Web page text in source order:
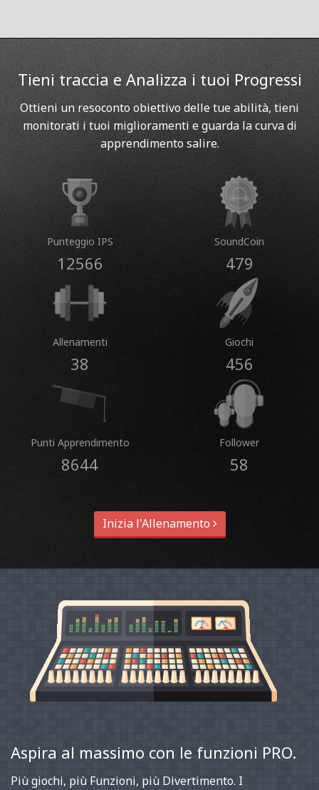
Tieni traccia e Analizza i tuoi Progressi
Ottieni un resoconto obiettivo delle tue abilità, tieni
monitorati i tuoi miglioramenti e guarda la curva di
apprendimento salire.
Punteggio IPS
12566
SoundCoin
479
Allenamenti
38
Giochi
456
Punti Apprendimento
8644
Follower
58
Inizia l'Allenamento
Aspira al massimo con le funzioni PRO.
Più giochi, più Funzioni, più Divertimento. I